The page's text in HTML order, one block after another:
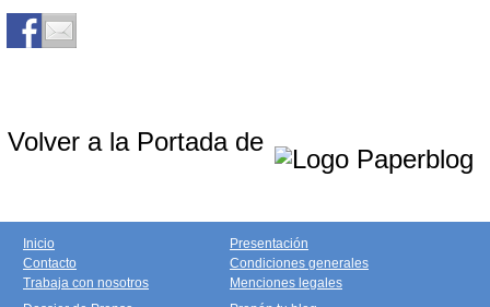
Volver a la Portada de
Inicio
Contacto
Trabaja con nosotros
Presentación
Condiciones generales
Menciones legales